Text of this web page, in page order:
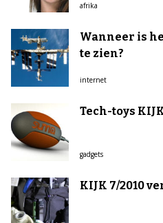
afrika
Wanneer is
te zien?
internet
Tech-toys
gadgets
KIJK 7/2010